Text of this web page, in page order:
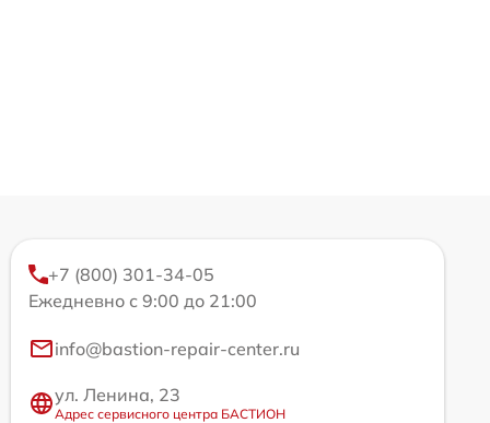
+7 (800) 301-34-05
Ежедневно с 9:00 до 21:00
info@bastion-repair-center.ru
ул. Ленина, 23
Адрес сервисного центра БАСТИОН